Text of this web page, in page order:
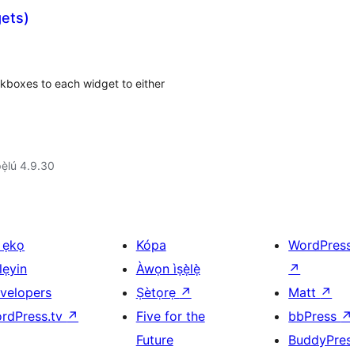
to each widget to either
4.9.30
ẹkọ
↗
Kópa
Àwọn ìṣẹ̀lẹ̀
Ṣètọrẹ ↗
Five for the
Future
↗
Matt ↗
bbPress ↗